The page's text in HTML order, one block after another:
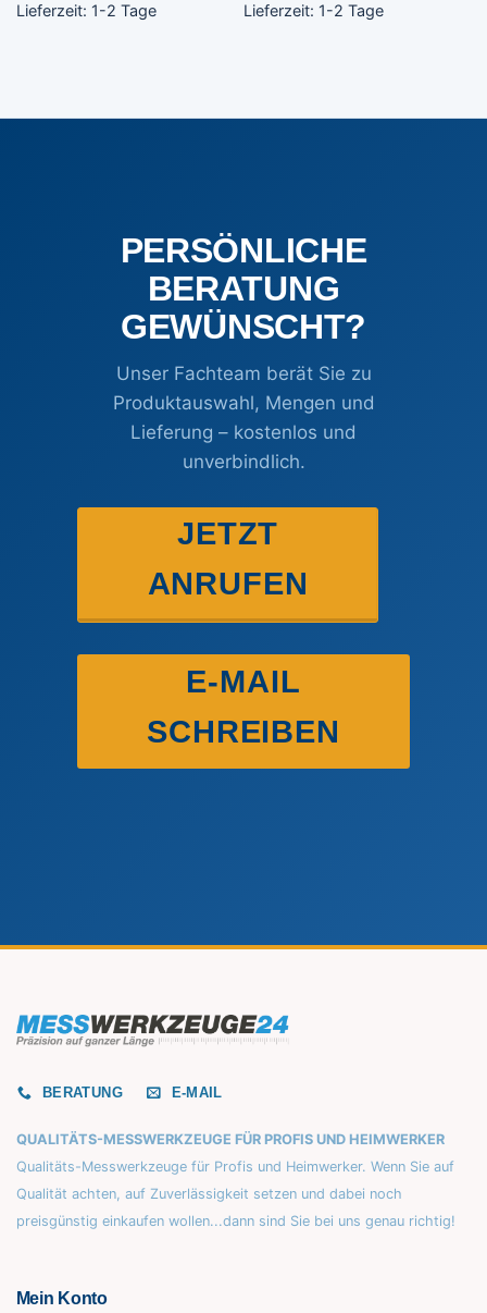
Lieferzeit: 1-2 Tage
Lieferzeit: 1-2 Tage
PERSÖNLICHE
BERATUNG
GEWÜNSCHT?
Unser Fachteam berät Sie zu
Produktauswahl, Mengen und
Lieferung – kostenlos und
unverbindlich.
JETZT
ANRUFEN
E-MAIL
SCHREIBEN
BERATUNG E-MAIL
QUALITÄTS-MESSWERKZEUGE FÜR PROFIS UND HEIMWERKER
Qualitäts-Messwerkzeuge für Profis und Heimwerker. Wenn Sie auf
Qualität achten, auf Zuverlässigkeit setzen und dabei noch
preisgünstig einkaufen wollen...dann sind Sie bei uns genau richtig!
Mein Konto